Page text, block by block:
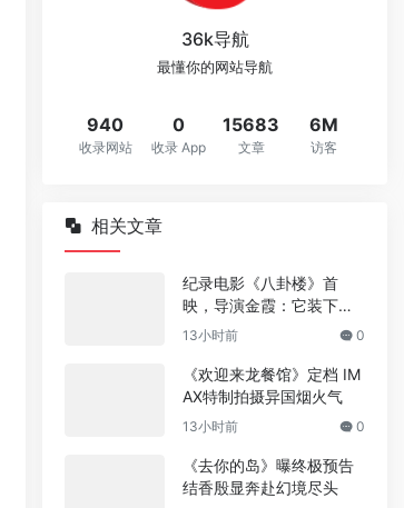
36k导航
最懂你的网站导航
940
收录网站
0
收录 App
15683
文章
6M
访客
相关文章
纪录电影《八卦楼》首
映，导演金霞：它装下了
厦门的百年风雨‌
13小时前 0
《欢迎来龙餐馆》定档 IM
AX特制拍摄异国烟火气
13小时前 0
《去你的岛》曝终极预告
结香殷显奔赴幻境尽头